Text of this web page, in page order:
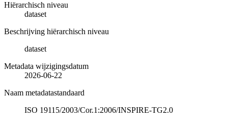
Hiërarchisch niveau
dataset
Beschrijving hiërarchisch niveau
dataset
Metadata wijzigingsdatum
2026-06-22
Naam metadatastandaard
ISO 19115/2003/Cor.1:2006/INSPIRE-TG2.0